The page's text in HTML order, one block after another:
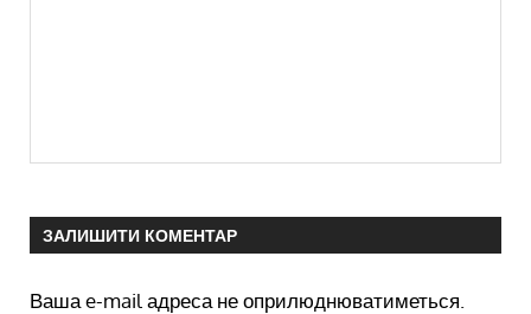
ЗАЛИШИТИ КОМЕНТАР
Ваша e-mail адреса не оприлюднюватиметься.